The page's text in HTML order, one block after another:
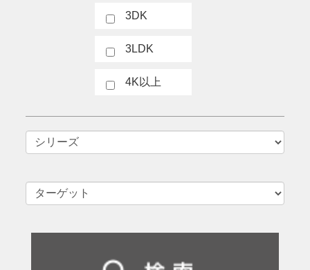
3DK
3LDK
4K以上